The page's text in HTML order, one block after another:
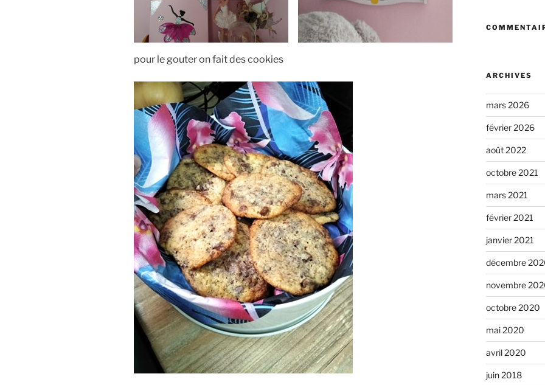
pour le gouter on fait des cookies
ARCHIVES
mars 2026
février 2026
août 2022
octobre 2021
mars 2021
février 2021
janvier 2021
décembre
novembre
octobre 2020
mai 2020
avril 2020
juin 2018